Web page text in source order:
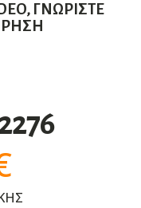
ΓΝΩΡΊΣΤΕ